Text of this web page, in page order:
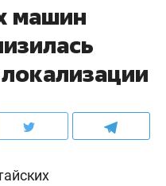
машин